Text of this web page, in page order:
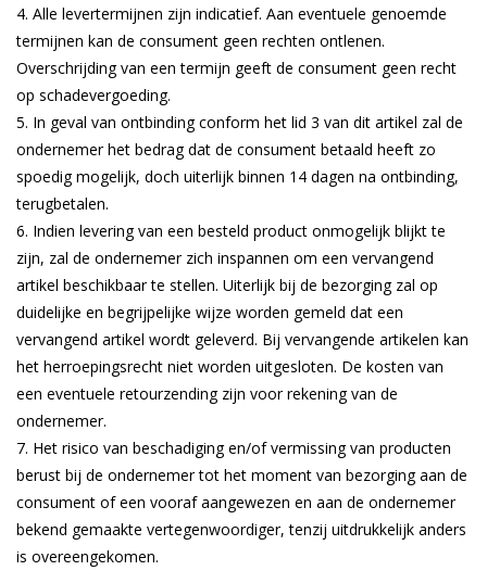
Alle levertermijnen zijn indicatief. Aan eventuele genoemde
termijnen kan de consument geen rechten ontlenen.
Overschrijding van een termijn geeft de consument geen recht
op schadevergoeding.
In geval van ontbinding conform het lid 3 van dit artikel zal de
ondernemer het bedrag dat de consument betaald heeft zo
spoedig mogelijk, doch uiterlijk binnen 14 dagen na ontbinding,
terugbetalen.
Indien levering van een besteld product onmogelijk blijkt te
zijn, zal de ondernemer zich inspannen om een vervangend
artikel beschikbaar te stellen. Uiterlijk bij de bezorging zal op
duidelijke en begrijpelijke wijze worden gemeld dat een
vervangend artikel wordt geleverd. Bij vervangende artikelen kan
het herroepingsrecht niet worden uitgesloten. De kosten van
een eventuele retourzending zijn voor rekening van de
ondernemer.
Het risico van beschadiging en/of vermissing van producten
berust bij de ondernemer tot het moment van bezorging aan de
consument of een vooraf aangewezen en aan de ondernemer
bekend gemaakte vertegenwoordiger, tenzij uitdrukkelijk anders
is overeengekomen.